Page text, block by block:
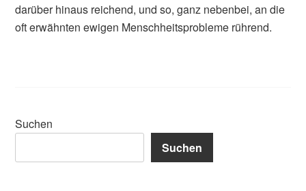
darüber hinaus reichend, und so, ganz nebenbei, an die
oft erwähnten ewigen Menschheitsprobleme rührend.
Suchen
Suchen